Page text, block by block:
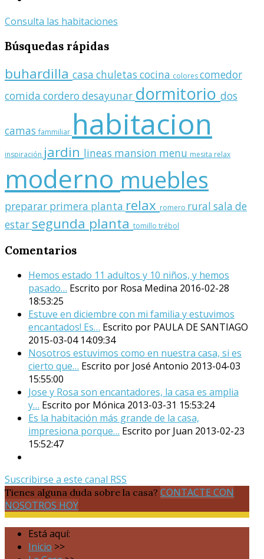
Consulta las habitaciones
Búsquedas rápidas
buhardilla casa chuletas cocina colorescomedor
comida cordero desayunar dormitorio dos
camasfammiliar habitacion
inspiración jardin lineas mansion menu mesita relax
moderno muebles
preparar primera planta relax romero rural sala de
estar segunda planta tomillo trébol
Comentarios
Hemos estado 11 adultos y 10 niños, y hemos
pasado… Escrito por Rosa Medina 2016-02-28
18:53:25
Estuve en diciembre con mi familia y estuvimos
encantados! Es… Escrito por PAULA DE SANTIAGO
2015-03-04 14:09:34
Nosotros estuvimos como en nuestra casa, si es
cierto que… Escrito por José Antonio 2013-04-03
15:55:00
Jose y Rosa son encantadores, la casa es amplia
y… Escrito por Mónica 2013-03-31 15:53:24
Es la habitación más grande de la casa,
impresiona porque… Escrito por Juan 2013-02-23
15:52:47
Suscribirse a este canal RSS
Tienes alguna duda sobre la casa? CONTACTE CON
NOSOTROS HOY
Está aquí:
Inicio >>